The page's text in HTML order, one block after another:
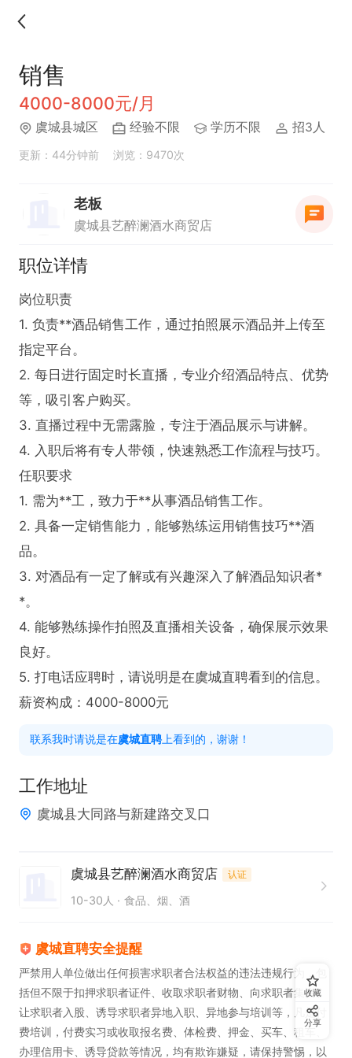
销售
4000-8000元/月
虞城县城区 经验不限 学历不限 招3人
更新：44分钟前 浏览：9470次
老板
虞城县艺醉澜酒水商贸店
职位详情
岗位职责
1. 负责**酒品销售工作，通过拍照展示酒品并上传至
指定平台。
2. 每日进行固定时长直播，专业介绍酒品特点、优势
等，吸引客户购买。
3. 直播过程中无需露脸，专注于酒品展示与讲解。
4. 入职后将有专人带领，快速熟悉工作流程与技巧。
任职要求
1. 需为**工，致力于**从事酒品销售工作。
2. 具备一定销售能力，能够熟练运用销售技巧**酒
品。
3. 对酒品有一定了解或有兴趣深入了解酒品知识者*
*。
4. 能够熟练操作拍照及直播相关设备，确保展示效果
良好。
5. 打电话应聘时，请说明是在虞城直聘看到的信息。
薪资构成：4000-8000元
联系我时请说是在虞城直聘上看到的，谢谢！
工作地址
虞城县大同路与新建路交叉口
虞城县艺醉澜酒水商贸店 认证
10-30人 食品、烟、酒
虞城直聘安全提醒
严禁用人单位做出任何损害求职者合法权益的违法违规行为，包
括但不限于扣押求职者证件、收取求职者财物、向求职者集资、
让求职者入股、诱导求职者异地入职、异地参与培训等，凡是付
费培训，付费实习或收取报名费、体检费、押金、买车、租车、
办理信用卡、诱导贷款等情况，均有欺诈嫌疑，请保持警惕，以
收藏
分享